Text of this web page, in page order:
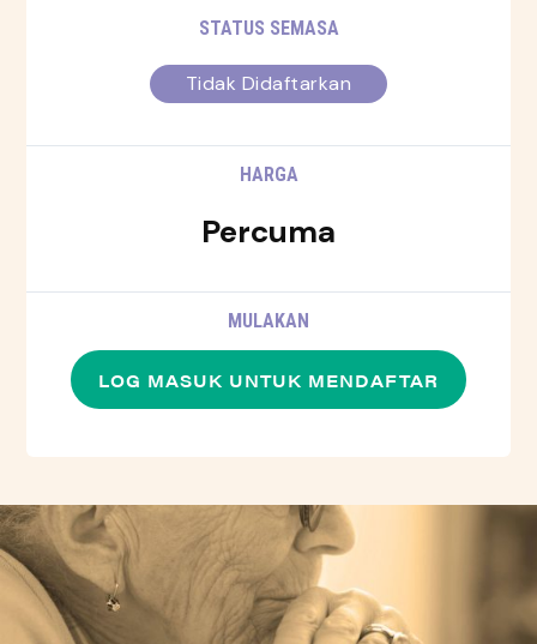
STATUS SEMASA
Tidak Didaftarkan
HARGA
Percuma
MULAKAN
LOG MASUK UNTUK MENDAFTAR